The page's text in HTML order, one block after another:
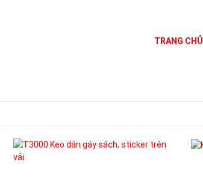
TRANG CHỦ